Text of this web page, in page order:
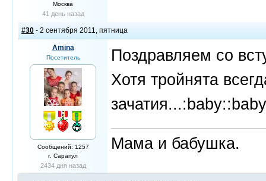
Москва
41 день назад
#30 - 2 сентября 2011, пятница
Amina
Посетитель
Сообщений: 1257
г. Сарапул
2434 дня назад
Поздравляем со
Хотя тройнята
Мама и бабушка.